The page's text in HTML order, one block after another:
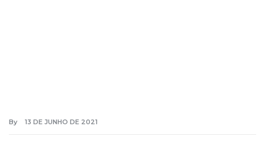
By 13 DE JUNHO DE 2021